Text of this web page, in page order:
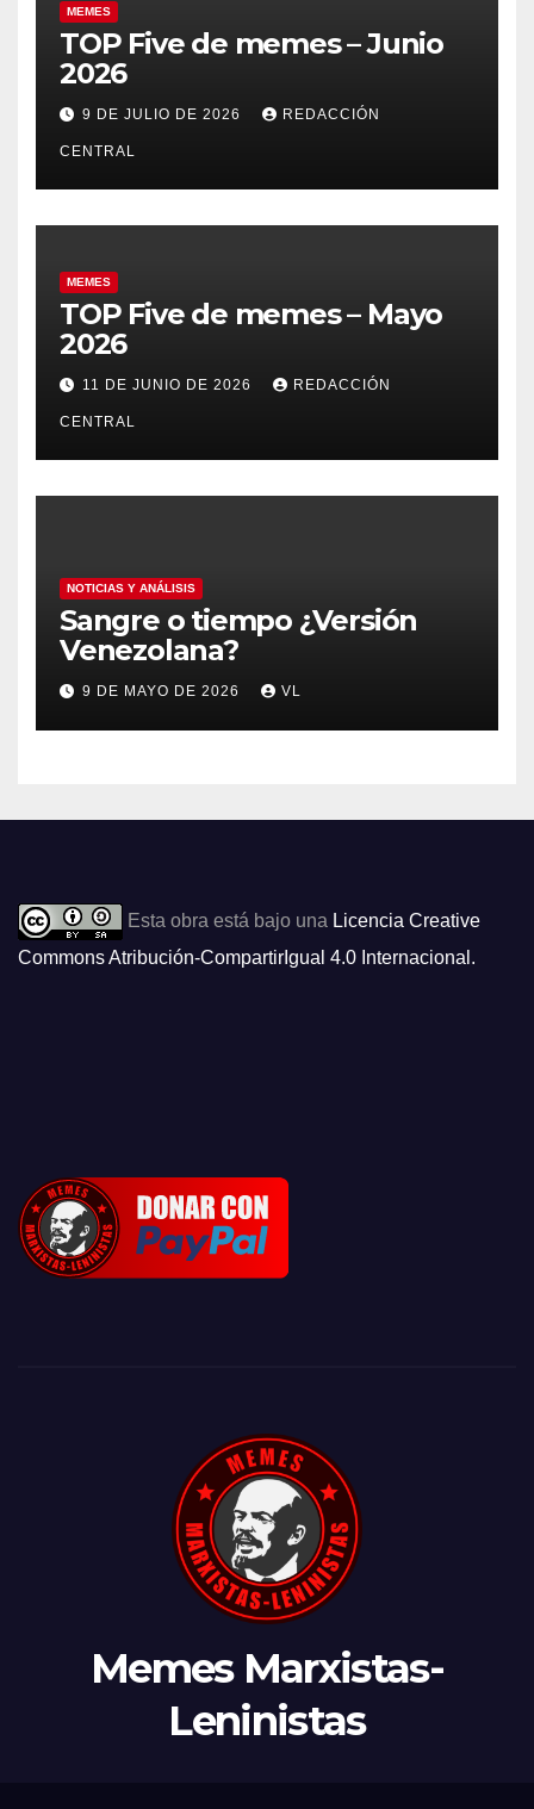
MEMES
TOP Five de memes – Junio
2026
9 DE JULIO DE 2026 REDACCIÓN
CENTRAL
MEMES
TOP Five de memes – Mayo
2026
11 DE JUNIO DE 2026 REDACCIÓN
CENTRAL
NOTICIAS Y ANÁLISIS
Sangre o tiempo ¿Versión
Venezolana?
9 DE MAYO DE 2026 VL
Esta obra está bajo una Licencia Creative
Commons Atribución-CompartirIgual 4.0 Internacional .
Memes Marxistas-
Leninistas